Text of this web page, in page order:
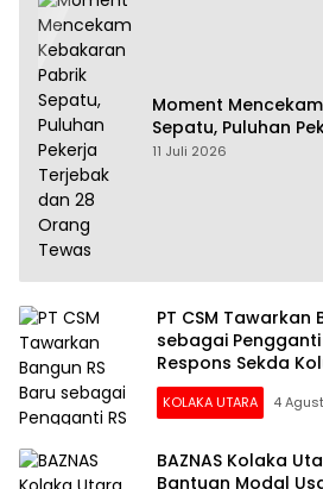
Moment
Sepatu, Puluhan
28 Orang Tewas
11 Juli 2026
PT CSM Tawarkan
sebagai Pengganti
Respons Sekda
KOLAKA UTARA 4
BAZNAS Kolaka
Bantuan Modal